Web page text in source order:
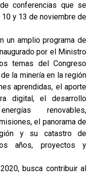
de conferencias que se
y 13 de noviembre de
un amplio programa de
por el Ministro
temas del Congreso
la minería en la región
aprendidas, el aporte
digital, el desarrollo
renovables,
el panorama de
y su catastro de
años, proyectos y
busca contribuir al